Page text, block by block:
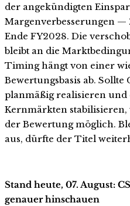
der angekündigten
Margenverbesserungen —
Ende FY2028. Die
bleibt an die
Timing hängt von einer
Bewertungsbasis ab. Sollte
planmäßig realisieren und
Kernmärkten
der Bewertung möglich.
aus, dürfte der Titel
Stand heute, 07. August:
genauer hinschauen